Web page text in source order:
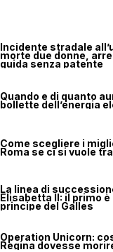
Incidente stradale
morte due donne,
guida senza patente
Quando e di quanto
bollette dell’energia
Come scegliere i
Roma se ci si vuole
La linea di
Elisabetta II: il primo è
principe del Galles
Operation Unicorn:
Regina dovesse